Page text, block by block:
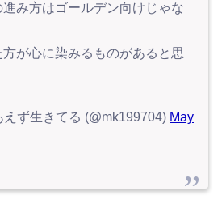
み方はゴールデン向けじゃな
が心に染みるものがあると思
ず生きてる (@mk199704) May